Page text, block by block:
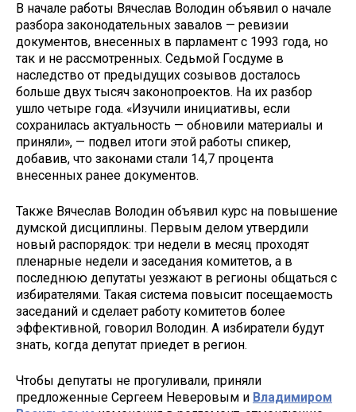
В начале работы Вячеслав Володин объявил о начале
разбора законодательных завалов — ревизии
документов, внесенных в парламент с 1993 года, но
так и не рассмотренных. Седьмой Госдуме в
наследство от предыдущих созывов досталось
больше двух тысяч законопроектов. На их разбор
ушло четыре года. «Изучили инициативы, если
сохранилась актуальность — обновили материалы и
приняли», — подвел итоги этой работы спикер,
добавив, что законами стали 14,7 процента
внесенных ранее документов.
Также Вячеслав Володин объявил курс на повышение
думской дисциплины. Первым делом утвердили
новый распорядок: три недели в месяц проходят
пленарные недели и заседания комитетов, а в
последнюю депутаты уезжают в регионы общаться с
избирателями. Такая система повысит посещаемость
заседаний и сделает работу комитетов более
эффективной, говорил Володин. А избиратели будут
знать, когда депутат приедет в регион.
Чтобы депутаты не прогуливали, приняли
предложенные Сергеем Неверовым и Владимиром